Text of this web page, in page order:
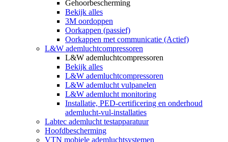
Gehoorbescherming
Bekijk alles
3M oordoppen
Oorkappen (passief)
Oorkappen met communicatie (Actief)
L&W ademluchtcompressoren
L&W ademluchtcompressoren
Bekijk alles
L&W ademluchtcompressoren
L&W ademlucht vulpanelen
L&W ademlucht monitoring
Installatie, PED-certificering en onderhoud
ademlucht-vul-installaties
Labtec ademlucht testapparatuur
Hoofdbescherming
VTN mobiele ademluchtsystemen